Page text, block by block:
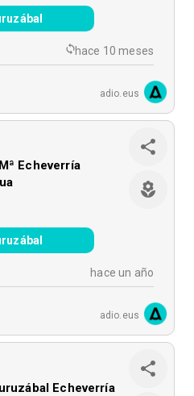
hace 10 meses
adio.eus
Echeverría
hace un año
adio.eus
Echeverría